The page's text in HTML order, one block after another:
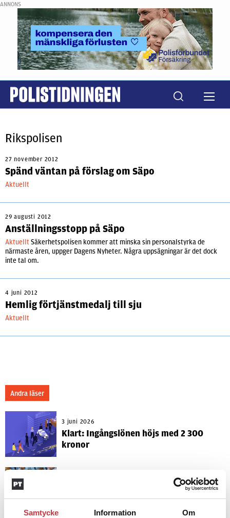
Samtycke Information Om
ANNONS
Rikspolisen
27 november 2012
Spänd väntan på förslag om Säpo
Aktuellt
29 augusti 2012
Anställningsstopp på Säpo
Aktuellt Säkerhetspolisen kommer att minska sin personalstyrka de
närmaste åren, uppger Dagens Nyheter. Några uppsägningar är det dock
inte tal om.
4 juni 2012
Hemlig förtjänstmedalj till sju
Aktuellt
Andra läser
3 juni 2026
Klart: Ingångslönen höjs med 2 300
kronor
Miljoner i sjön –
polisaspiranter underkänns på
godtyckliga grunder